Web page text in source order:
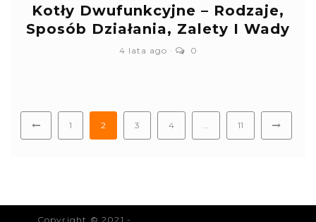
Kotły Dwufunkcyjne – Rodzaje,
Sposób Działania, Zalety I Wady
4 lata ago 0
1 2 3 4 … 11
Copyright © 2021 -